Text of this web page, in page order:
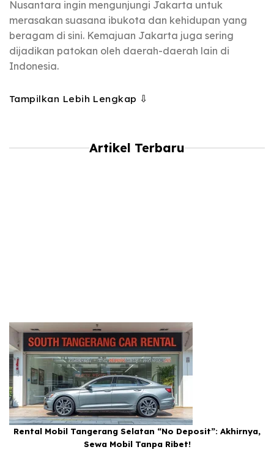
Nusantara ingin mengunjungi Jakarta untuk
merasakan suasana ibukota dan kehidupan yang
beragam di sini. Kemajuan Jakarta juga sering
dijadikan patokan oleh daerah-daerah lain di
Indonesia.
Tampilkan Lebih Lengkap ⇩
Artikel Terbaru
Rental Mobil Tangerang Selatan “No Deposit”: Akhirnya,
Sewa Mobil Tanpa Ribet!